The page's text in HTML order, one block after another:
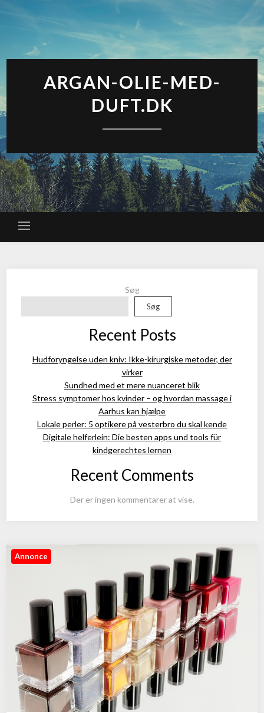
ARGAN-OLIE-MED-
DUFT.DK
Søg
Søg
Recent Posts
Hudforyngelse uden kniv: Ikke-kirurgiske metoder, der
virker
Sundhed med et mere nuanceret blik
Stress symptomer hos kvinder – og hvordan massage i
Aarhus kan hjælpe
Lokale perler: 5 optikere på vesterbro du skal kende
Digitale helferlein: Die besten apps und tools für
kindgerechtes lernen
Recent Comments
Der er ingen kommentarer at vise.
Annonce